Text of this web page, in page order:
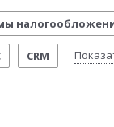
CRM
по МСФО